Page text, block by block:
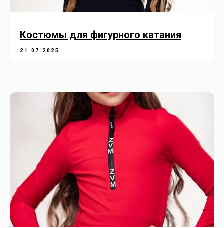
Костюмы для фигурного катания
21.07.2025